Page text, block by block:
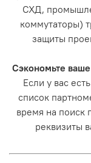
СХД,
коммутаторы)
защиты
Сэкономьте
Если у вас
список
время на поиск
реквизиты